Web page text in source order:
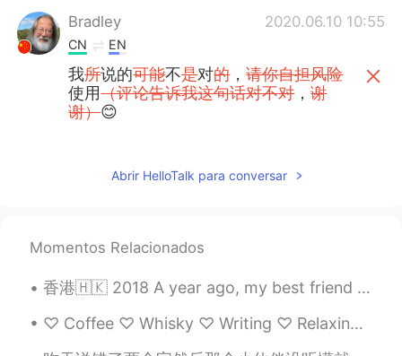
Bradley 2020.06.10 10:55
CN EN
我所说的可能不是对的，请你自担风险
使用（评论告诉我这句话对不对，谢
谢）😊
So,poor English is wrong,Thx😂
Bradley 2020.06.10 10:51
CN EN
Abrir HelloTalk para conversar
Momentos Relacionados
香港🇭🇰 2018 A year ago, my best friend showed me around his hometown. I will never forget Hong Kon...
♡ Coffee ♡ Whisky ♡ Writing ♡ Relaxing Music ♡ Late night walks ♡ Rainy Days ♡ Beautiful secret m...